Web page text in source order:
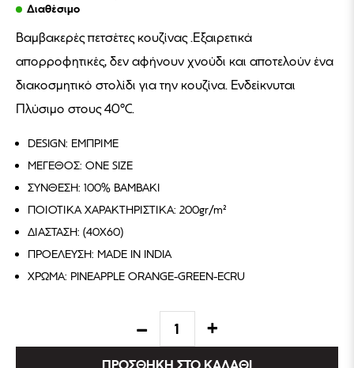
Διαθέσιμο
Βαμβακερές πετσέτες κουζίνας .Εξαιρετικά
απορροφητικές, δεν αφήνουν χνούδι και αποτελούν ένα
διακοσμητικό στολίδι για την κουζίνα. Ενδείκνυται
Πλύσιμο στους 40°C.
DESIGN: ΕΜΠΡΙΜΕ
ΜΕΓΕΘΟΣ: ONE SIZE
ΣΥΝΘΕΣΗ: 100% ΒΑΜΒΑΚΙ
ΠΟΙΟΤΙΚΑ ΧΑΡΑΚΤΗΡΙΣΤΙΚΑ: 200gr/m²
ΔΙΑΣΤΑΣΗ: (40X60)
ΠΡΟΕΛΕΥΣΗ: MADE IN INDIA
ΧΡΩΜΑ: PINEAPPLE ORANGE-GREEN-ECRU
ΠΡΟΣΘΗΚΗ ΣΤΟ ΚΑΛΑΘΙ